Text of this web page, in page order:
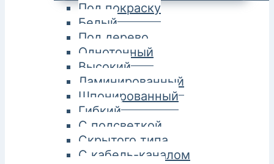
Под покраску
Белый
Под дерево
Однотонный
Высокий
Ламинированный
Шпонированный
Гибкий
С подсветкой
Скрытого типа
С кабель-каналом